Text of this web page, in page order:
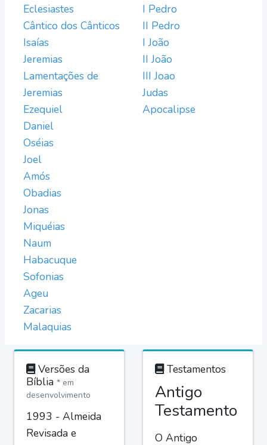
Eclesiastes
Cântico dos Cânticos
Isaías
Jeremias
Lamentações de
Jeremias
Ezequiel
Daniel
Oséias
Joel
Amós
Obadias
Jonas
Miquéias
Naum
Habacuque
Sofonias
Ageu
Zacarias
Malaquias
I Pedro
II Pedro
I João
II João
III Joao
Judas
Apocalipse
Versões da
Bíblia * em
desenvolvimento
1993 - Almeida
Revisada e
Testamentos
Antigo
Testamento
O Antigo